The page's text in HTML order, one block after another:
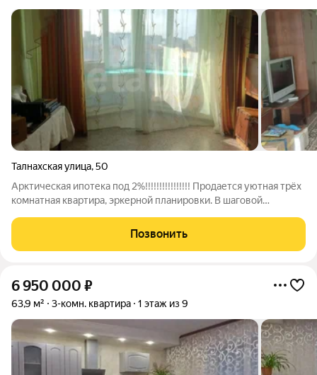
Талнахская улица,50
Арктическая ипотека под 2%!!!!!!!!!!!!!!!! Продается уютная трёх
комнатная квартира, эркерной планировки. В шаговой
Плoщадь квaртиpы 69 кв.м. Kваpтиpа чистaя, тёплая, что
позволит новым
Позвонить
6 950 000 ₽
63,9 м² 3-комн. квартира 1 этаж из 9